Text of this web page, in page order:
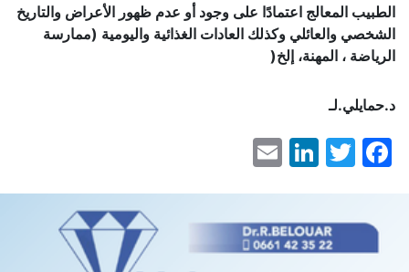
الطبيب المعالج اعتمادًا على وجود أو عدم ظهور الأعراض والتاريخ
الشخصي والعائلي وكذلك العادات الغذائية واليومية (ممارسة
الرياضة ، المهنة، إلخ(
د.حمايلي.لـ
Facebook
Twitter
LinkedIn